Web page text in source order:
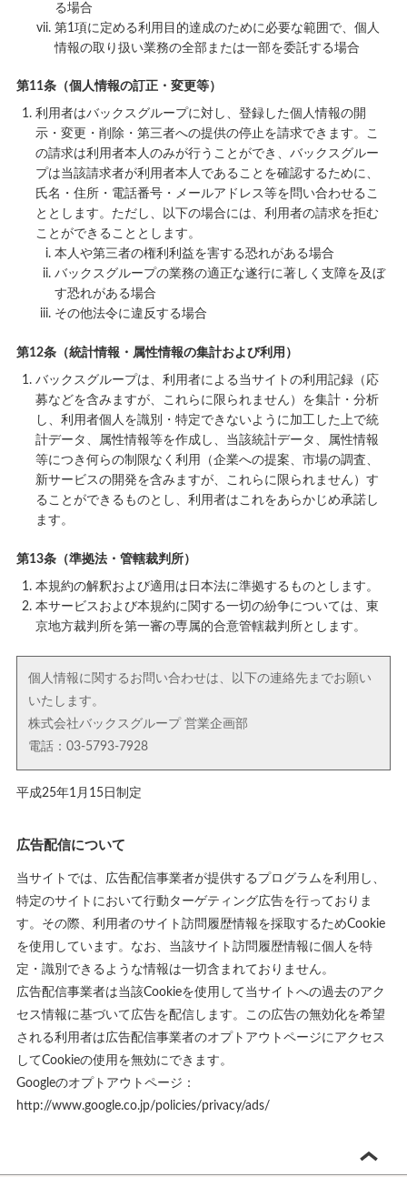
る場合
第1項に定める利用目的達成のために必要な範囲で、個人
情報の取り扱い業務の全部または一部を委託する場合
第11条（個人情報の訂正・変更等）
利用者はバックスグループに対し、登録した個人情報の開
示・変更・削除・第三者への提供の停止を請求できます。こ
の請求は利用者本人のみが行うことができ、バックスグルー
プは当該請求者が利用者本人であることを確認するために、
氏名・住所・電話番号・メールアドレス等を問い合わせるこ
ととします。ただし、以下の場合には、利用者の請求を拒む
ことができることとします。
本人や第三者の権利利益を害する恐れがある場合
バックスグループの業務の適正な遂行に著しく支障を及ぼ
す恐れがある場合
その他法令に違反する場合
第12条（統計情報・属性情報の集計および利用）
バックスグループは、利用者による当サイトの利用記録（応
募などを含みますが、これらに限られません）を集計・分析
し、利用者個人を識別・特定できないように加工した上で統
計データ、属性情報等を作成し、当該統計データ、属性情報
等につき何らの制限なく利用（企業への提案、市場の調査、
新サービスの開発を含みますが、これらに限られません）す
ることができるものとし、利用者はこれをあらかじめ承諾し
ます。
第13条（準拠法・管轄裁判所）
本規約の解釈および適用は日本法に準拠するものとします。
本サービスおよび本規約に関する一切の紛争については、東
京地方裁判所を第一審の専属的合意管轄裁判所とします。
個人情報に関するお問い合わせは、以下の連絡先までお願い
いたします。
株式会社バックスグループ 営業企画部
電話：03-5793-7928
平成25年1月15日制定
広告配信について
当サイトでは、広告配信事業者が提供するプログラムを利用し、
特定のサイトにおいて行動ターゲティング広告を行っておりま
す。その際、利用者のサイト訪問履歴情報を採取するためCookie
を使用しています。なお、当該サイト訪問履歴情報に個人を特
定・識別できるような情報は一切含まれておりません。
広告配信事業者は当該Cookieを使用して当サイトへの過去のアク
セス情報に基づいて広告を配信します。この広告の無効化を希望
される利用者は広告配信事業者のオプトアウトページにアクセス
してCookieの使用を無効にできます。
Googleのオプトアウトページ：
http://www.google.co.jp/policies/privacy/ads/